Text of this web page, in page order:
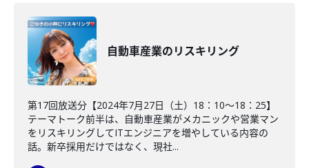
自動車産業のリスキリング
第17回放送分【2024年7月27日（土）18：10～18：25】
テーマトーク前半は、自動車産業がメカニックや営業マン
をリスキリングしてITエンジニアを増やしている内容の
話。新卒採用だけではなく、現社...